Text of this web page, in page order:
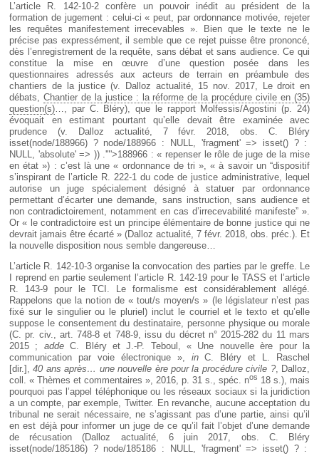
L’article R. 142-10-2 confère un pouvoir inédit au président de la
formation de jugement : celui-ci « peut, par ordonnance motivée, rejeter
les requêtes manifestement irrecevables ». Bien que le texte ne le
précise pas expressément, il semble que ce rejet puisse être prononcé,
dès l’enregistrement de la requête, sans débat et sans audience. Ce qui
constitue la mise en œuvre d’une question posée dans les
questionnaires adressés aux acteurs de terrain en préambule des
chantiers de la justice (v. Dalloz actualité, 15 nov. 2017, Le droit en
débats, Chantier de la justice : la réforme de la procédure civile en (35)
question(s)…, par C. Bléry), que le rapport Molfessis/Agostini (p. 24)
évoquait en estimant pourtant qu’elle devait être examinée avec
prudence (v. Dalloz actualité, 7 févr. 2018, obs. C. Bléry
isset(node/188966) ? node/188966 : NULL, 'fragment' => isset() ? :
NULL, 'absolute' => )) .'"'>188966 : « repenser le rôle de juge de la mise
en état ») : c’est là une « ordonnance de tri », « à savoir un “dispositif
s’inspirant de l’article R. 222-1 du code de justice administrative, lequel
autorise un juge spécialement désigné à statuer par ordonnance
permettant d’écarter une demande, sans instruction, sans audience et
non contradictoirement, notamment en cas d’irrecevabilité manifeste” ».
Or « le contradictoire est un principe élémentaire de bonne justice qui ne
devrait jamais être écarté » (Dalloz actualité, 7 févr. 2018, obs. préc.). Et
la nouvelle disposition nous semble dangereuse…
L’article R. 142-10-3 organise la convocation des parties par le greffe. Le
I reprend en partie seulement l’article R. 142-19 pour le TASS et l’article
R. 143-9 pour le TCI. Le formalisme est considérablement allégé.
Rappelons que la notion de « tout/s moyen/s » (le législateur n’est pas
fixé sur le singulier ou le pluriel) inclut le courriel et le texto et qu’elle
suppose le consentement du destinataire, personne physique ou morale
(C. pr. civ., art. 748-8 et 748-9, issu du décret n° 2015-282 du 11 mars
2015 ; addeC. Bléry et J.-P. Teboul, « Une nouvelle ère pour la
communication par voie électronique », inC. Bléry et L. Raschel
[dir.],40 ans après… une nouvelle ère pour la procédure civile ?, Dalloz,
coll. « Thèmes et commentaires », 2016, p. 31 s., spéc. nos 18 s.), mais
pourquoi pas l’appel téléphonique ou les réseaux sociaux si la juridiction
a un compte, par exemple, Twitter. En revanche, aucune acceptation du
tribunal ne serait nécessaire, ne s’agissant pas d’une partie, ainsi qu’il
en est déjà pour informer un juge de ce qu’il fait l’objet d’une demande
de récusation (Dalloz actualité, 6 juin 2017, obs. C. Bléry
isset(node/185186) ? node/185186 : NULL, 'fragment' => isset() ? :